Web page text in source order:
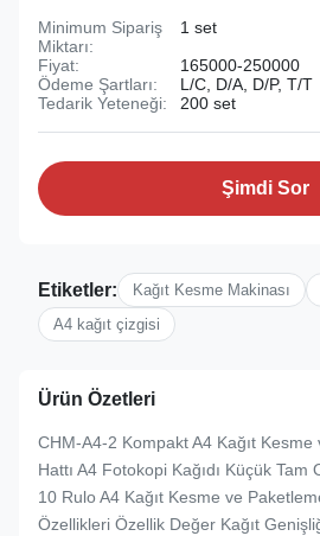
Minimum Sipariş
Miktarı:
1 set
Fiyat:
165000-250000
Ödeme Şartları:
L/C, D/A, D/P, T/T
Tedarik Yeteneği:
200 set
Şimdi Sor
Etiketler: Kağıt Kesme Makinası
A4 kağıt çizgisi
Ürün Özetleri
CHM-A4-2 Kompakt A4 Kağıt
Hattı A4 Fotokopi Kağıdı Küçük
10 Rulo A4 Kağıt Kesme ve
Özellikleri Özellik Değer Kağıt